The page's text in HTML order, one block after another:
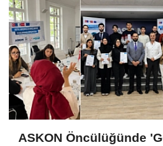
ASKON Öncülüğünde